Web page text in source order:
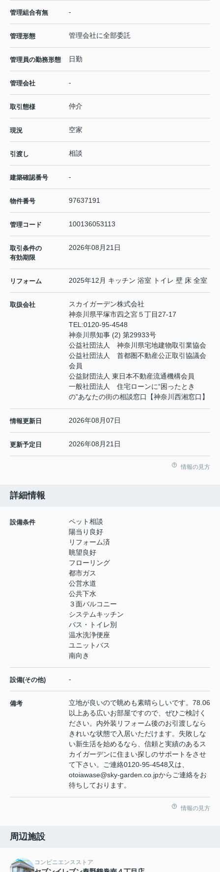
管理組合有無 -
管理形態 管理会社に全部委託
管理員の勤務形態 日勤
管理会社 -
取引態様 仲介
現況 空家
引渡し 相談
建築確認番号 -
物件番号 97637191
管理コード 100136053113
取引条件の
有効期限
2026年08月21日
リフォーム 2025年12月 キッチン 浴室 トイレ 壁 床 全室
取扱会社
スカイガーデン株式会社
神奈川県平塚市四之宮５丁目27-17
TEL:0120-95-4548
神奈川県知事 (2) 第29933号
公益社団法人 神奈川県宅地建物取引業協会
公益社団法人 首都圏不動産公正取引協議会
会員
公益財団法人 東日本不動産流通機構会員
一般社団法人 住宅ローンに“困ったとき
の”あなたの街の相談窓口【神奈川西湘窓口】
情報更新日 2026年08月07日
更新予定日 2026年08月21日
情報の見方
詳細情報
設備条件
ペット相談
陽当り良好
リフォーム済
眺望良好
フローリング
都市ガス
公営水道
公共下水
３面バルコニー
システムキッチン
バス・トイレ別
温水洗浄便座
ユニットバス
南向き
設備(その他) -
備考
立地が良いので眺めも素晴らしいです。78.06
以上ある広いお部屋ですので、ぜひご検討く
ださい。内外装リフォーム後のお引渡しなら
きれいな状態で入居いただけます。失敗しな
い新生活を始めるなら、信頼と実績のあるス
カイガーデンに住まい探しのサポートをさせ
て下さい。ご連絡0120-95-4548又は、
otoiawase@sky-garden.co.jpからご連絡をお
待ちしております。
情報の見方
周辺施設
コンビニエンスストア